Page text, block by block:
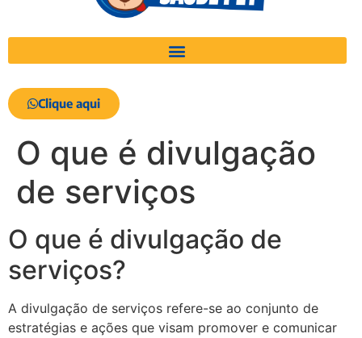
Clique aqui
O que é divulgação
de serviços
O que é divulgação de
serviços?
A divulgação de serviços refere-se ao conjunto de
estratégias e ações que visam promover e comunicar